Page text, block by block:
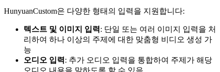
HunyuanCustom은 다양한 형태의 입력을 지원합니다:
텍스트 및 이미지 입력: 단일 또는 여러 이미지 입력을 처
리하여 하나 이상의 주제에 대한 맞춤형 비디오 생성 가
능
오디오 입력: 추가 오디오 입력을 통합하여 주제가 해당